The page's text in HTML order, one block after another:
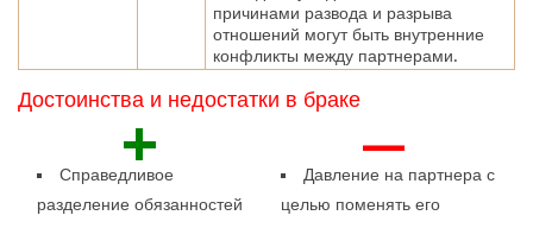
причинами развода и разрыва
отношений могут быть внутренние
конфликты между партнерами.
Достоинства и недостатки в браке
+
Справедливое
разделение обязанностей
—
Давление на партнера с
целью поменять его